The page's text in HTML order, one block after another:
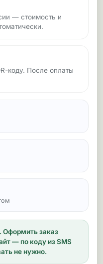
— стоимость и
коду. После оплаты
Оформить заказ
— по коду из SMS
не нужно.